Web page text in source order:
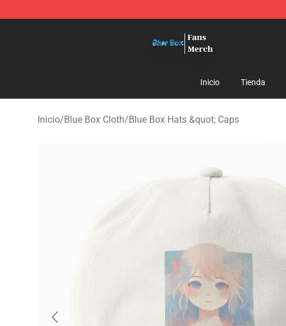
Inicio Tienda
Inicio/Blue Box Cloth/Blue Box Hats &quot; Caps